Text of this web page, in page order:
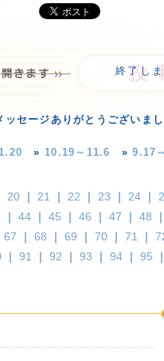
終了し
セージありがとうございまし
» 10.19～11.6 »9.17
20 ｜ 21 ｜ 22 ｜ 23 ｜ 24 ｜
｜ 44 ｜ 45 ｜ 46 ｜ 47 ｜ 48 ｜
67 ｜ 68 ｜ 69 ｜ 70 ｜ 71 ｜
｜ 91 ｜ 92 ｜ 93 ｜ 94 ｜ 95 ｜